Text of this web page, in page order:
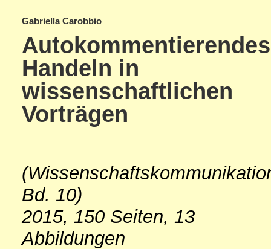
Gabriella Carobbio
Autokommentierendes
Handeln in
wissenschaftlichen
Vorträgen
Bd. 10)
2015, 150 Seiten, 13
Abbildungen